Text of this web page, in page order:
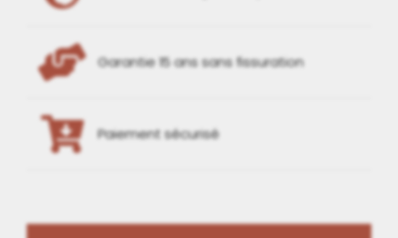
Garantie 15 ans sans fissuration
Paiement sécurisé